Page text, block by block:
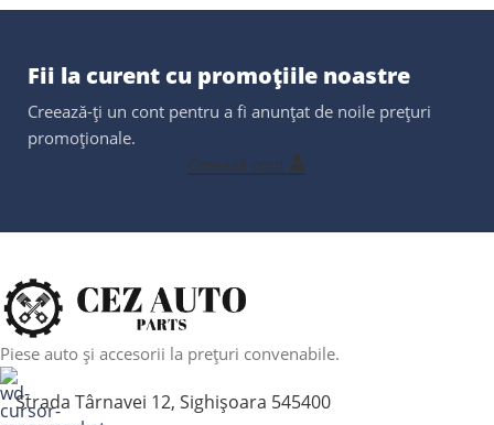
Fii la curent cu promoțiile noastre
Creează-ți un cont pentru a fi anunțat de noile prețuri
promoționale.
Creează cont
Piese auto și accesorii la prețuri convenabile.
Strada Târnavei 12, Sighișoara 545400